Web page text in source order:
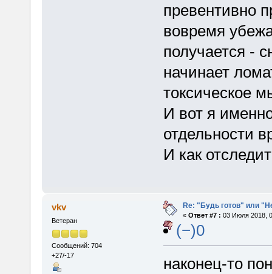
превентивно
вовремя
получается -
начинает
токсическое
И вот я
отдельности
И как
vkv
Ветеран
Сообщений: 704
+27/-17
Re: "Будь готов" или
« Ответ #7 : 03 Июля 2018,
(−)0
наконец-то